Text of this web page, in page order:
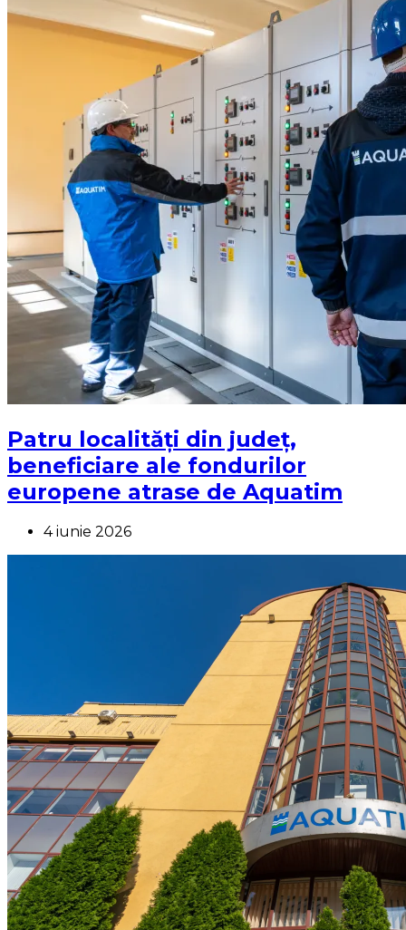
Patru localități din județ,
beneficiare ale fondurilor
europene atrase de Aquatim
4 iunie 2026